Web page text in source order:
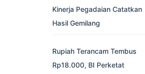
Kinerja Pegadaian Catatkan
Hasil Gemilang
Rupiah Terancam Tembus
Rp18.000, BI Perketat